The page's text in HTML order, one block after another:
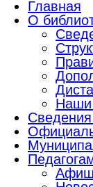
Главная
О
Наши